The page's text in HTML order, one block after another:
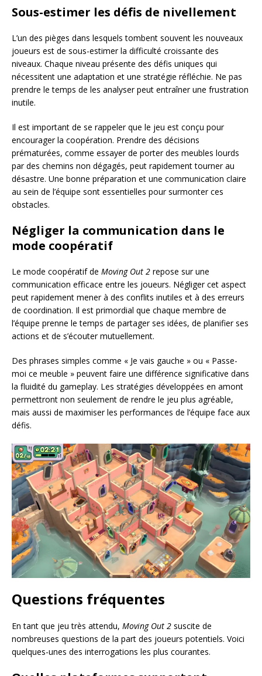
Sous-estimer les défis de nivellement
L’un des pièges dans lesquels tombent souvent les nouveaux
joueurs est de sous-estimer la difficulté croissante des
niveaux. Chaque niveau présente des défis uniques qui
nécessitent une adaptation et une stratégie réfléchie. Ne pas
prendre le temps de les analyser peut entraîner une frustration
inutile.
Il est important de se rappeler que le jeu est conçu pour
encourager la coopération. Prendre des décisions
prématurées, comme essayer de porter des meubles lourds
par des chemins non dégagés, peut rapidement tourner au
désastre. Une bonne préparation et une communication claire
au sein de l’équipe sont essentielles pour surmonter ces
obstacles.
Négliger la communication dans le
mode coopératif
Le mode coopératif de Moving Out 2 repose sur une
communication efficace entre les joueurs. Négliger cet aspect
peut rapidement mener à des conflits inutiles et à des erreurs
de coordination. Il est primordial que chaque membre de
l’équipe prenne le temps de partager ses idées, de planifier ses
actions et de s’écouter mutuellement.
Des phrases simples comme « Je vais gauche » ou « Passe-
moi ce meuble » peuvent faire une différence significative dans
la fluidité du gameplay. Les stratégies développées en amont
permettront non seulement de rendre le jeu plus agréable,
mais aussi de maximiser les performances de l’équipe face aux
défis.
Questions fréquentes
En tant que jeu très attendu, Moving Out 2 suscite de
nombreuses questions de la part des joueurs potentiels. Voici
quelques-unes des interrogations les plus courantes.